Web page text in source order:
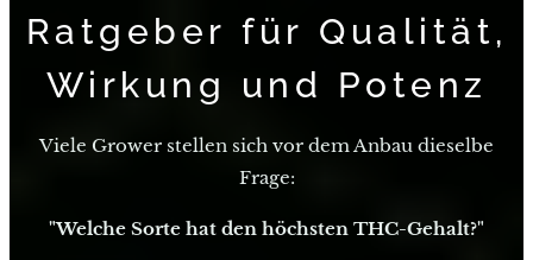
Ratgeber für Qualität,
Wirkung und Potenz
Viele Grower stellen sich vor dem Anbau dieselbe
Frage:
"Welche Sorte hat den höchsten THC-Gehalt?"